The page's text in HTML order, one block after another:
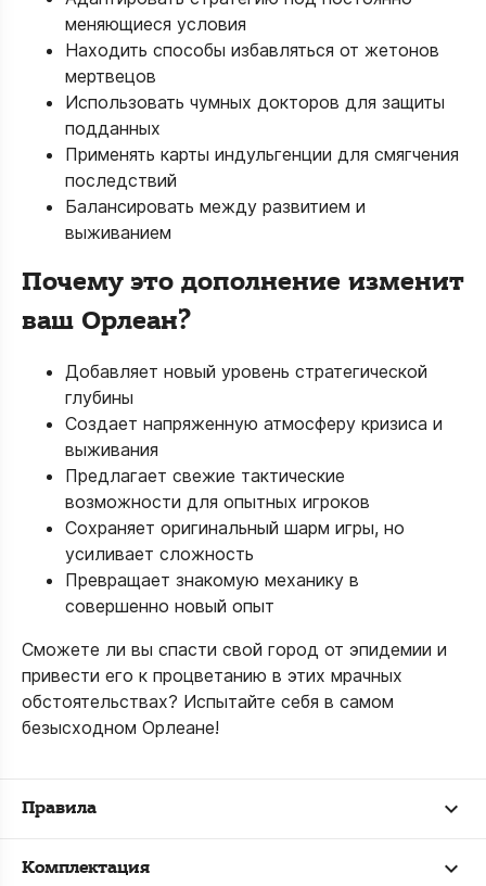
меняющиеся условия
Находить способы избавляться от жетонов
мертвецов
Использовать чумных докторов для защиты
подданных
Применять карты индульгенции для смягчения
последствий
Балансировать между развитием и
выживанием
Почему это дополнение изменит
ваш Орлеан?
Добавляет новый уровень стратегической
глубины
Создает напряженную атмосферу кризиса и
выживания
Предлагает свежие тактические
возможности для опытных игроков
Сохраняет оригинальный шарм игры, но
усиливает сложность
Превращает знакомую механику в
совершенно новый опыт
Сможете ли вы спасти свой город от эпидемии и
привести его к процветанию в этих мрачных
обстоятельствах? Испытайте себя в самом
безысходном Орлеане!
Правила
Комплектация